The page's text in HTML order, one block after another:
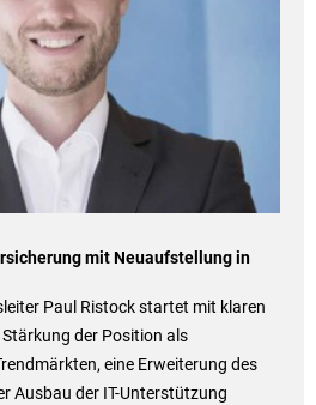
mit Neuaufstellung in
Paul Ristock startet mit klaren
der Position als
eine Erweiterung des
Ausbau der IT-Unterstützung